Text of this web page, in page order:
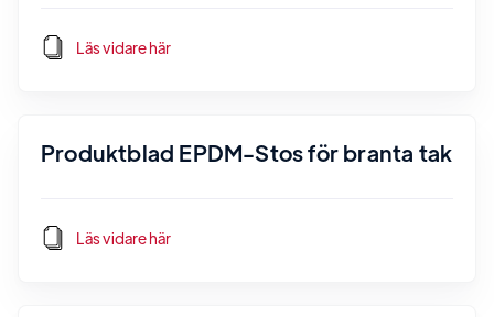
Läs vidare här
Produktblad EPDM-Stos för branta tak
Läs vidare här